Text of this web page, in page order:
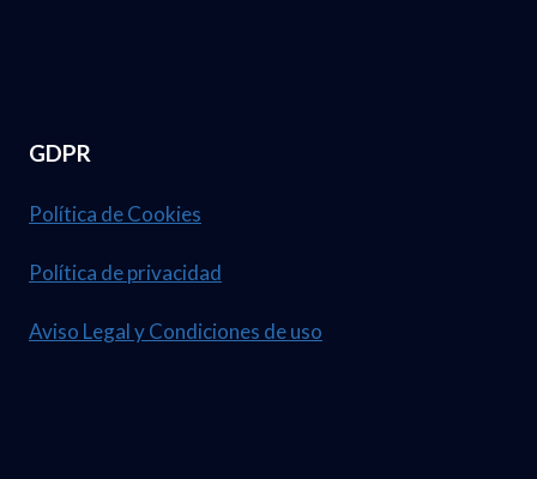
GDPR
Política de Cookies
Política de privacidad
Aviso Legal y Condiciones de uso